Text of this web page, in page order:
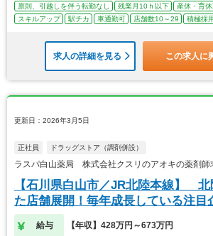
原則、引越しを伴う転勤なし
残業月10ｈ以下
産休・育
スキルアップ
駅チカ 車通勤可 店舗数10～29 積極採
求人の詳細を見る この求人に
更新日：2026年3月5日
正社員 ドラッグストア（調剤併設）
ラスパ白山薬局 株式会社クスリのアオキの薬剤師
【石川県白山市／JR北陸本線】 北
た店舗展開！毎年成長している注目
給与 【年収】428万円～673万円